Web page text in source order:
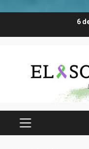
6
MENÚ